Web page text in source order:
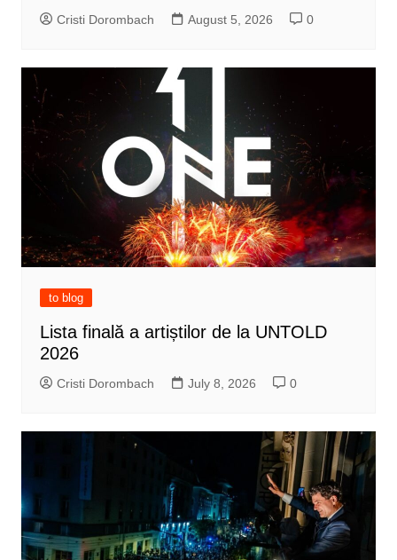
Cristi Dorombach August 5, 2026 0
to blog
Lista finală a artiștilor de la UNTOLD
2026
Cristi Dorombach July 8, 2026 0